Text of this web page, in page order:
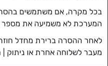
בכל מקרה, אם משתמשים
המערכת לא משמיעה את מספר
לאחר ההסרה ברירת מחדל
מעבר לשלוחה אחרת או ניתוק |